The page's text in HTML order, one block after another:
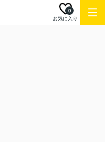
お気に入り
0